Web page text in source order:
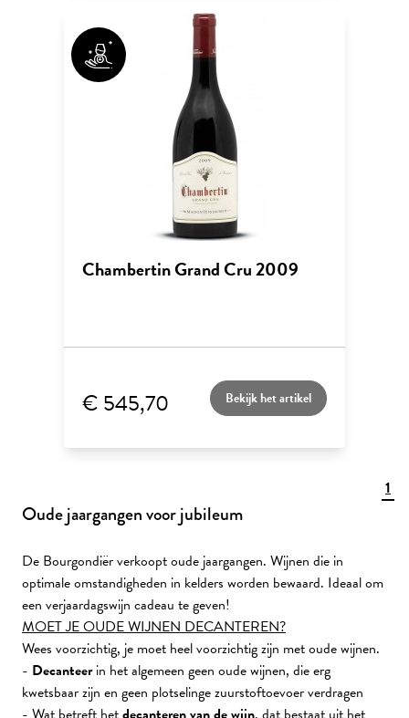
Chambertin Grand Cru 2009
€ 545,70 Bekijk het artikel
1
Oude jaargangen voor jubileum
De Bourgondiër verkoopt oude jaargangen. Wijnen die in
optimale omstandigheden in kelders worden bewaard. Ideaal om
een verjaardagswijn cadeau te geven!
MOET JE OUDE WIJNEN DECANTEREN?
Wees voorzichtig, je moet heel voorzichtig zijn met oude wijnen.
- Decanteerin het algemeen geen oude wijnen, die erg
kwetsbaar zijn en geen plotselinge zuurstoftoevoer verdragen